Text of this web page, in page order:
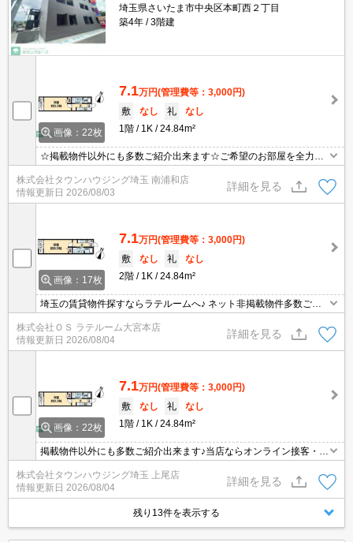
埼玉県さいたま市中央区本町西２丁目
築4年
3階建
画像：22枚
7.1万円(管理費等：3,000円)
敷
なし 礼
なし
1階
1K 24.84m²
☆掲載物件以外にも多数ご紹介出来ます☆ご希望のお部屋を全力で
お探しさせて頂きます♪
株式会社タウンハウジング埼玉 南浦和店
情報更新日 2026/08/03
詳細を見る
画像：17枚
7.1万円(管理費等：3,000円)
敷
なし 礼
なし
2階
1K 24.84m²
埼玉の賃貸物件探すならラテルームへ♪ ネット非掲載物件多数ござ
います！ 【入居審査不安な方】【初期安物件】【クレジット決済
可】ご相談ください！！ ※仲介手数料 無料※『ご来店初めてのお
客様・当物件を契約に限る』
株式会社ＯＳ ラテルーム大宮本店
情報更新日 2026/08/04
詳細を見る
画像：22枚
7.1万円(管理費等：3,000円)
敷
なし 礼
なし
1階
1K 24.84m²
掲載物件以外にも多数ご紹介出来ます♪当店ならオンライン接客・内
見可能です！メールでのお問い合わせの際は、電話番号も記載頂き
ますとスムーズに御対応できます♪
株式会社タウンハウジング埼玉 上尾店
情報更新日 2026/08/04
詳細を見る
残り13件を表示する